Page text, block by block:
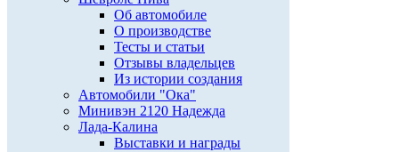
Об автомобиле
О производстве
Тесты и статьи
Отзывы владельцев
Из истории создания
Автомобили "Ока"
Минивэн 2120 Надежда
Лада-Калина
Выставки и награды